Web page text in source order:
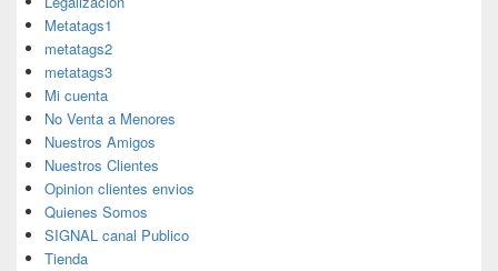
Metatags1
metatags2
metatags3
Mi cuenta
No Venta a Menores
Nuestros Amigos
Nuestros Clientes
Opinion clientes envios
Quienes Somos
SIGNAL canal Publico
Tienda